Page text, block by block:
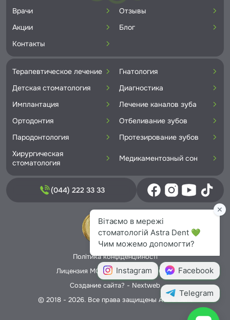
Врачи
Отзывы
Акции
Блог
Контакты
Терапевтическое лечение
Гнатология
Детская стоматология
Диагностика
Имплантация
Лечение каналов зуба
Ортодонтия
Отбеливание зубов
Пародонтология
Протезирование зубов
Хирургическая
стоматология
Медикаментозный сон
(044) 222 33 33
Політика конфіденційності
Лицензия МОЗ Украины № 5706166
Создание сайта? - Nextweb
© 2018 - 2026. Все права защищены Astra Dent